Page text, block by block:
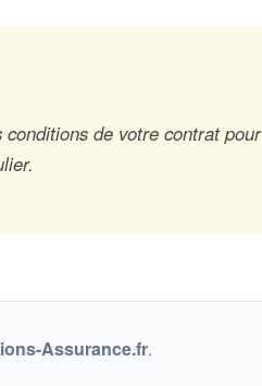
de votre contrat pour
Assurance.fr.